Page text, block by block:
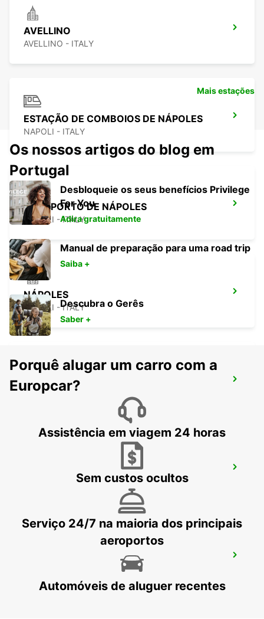
AVELLINO
AVELLINO - ITALY
ESTAÇÃO DE COMBOIOS DE NÁPOLES
NAPOLI - ITALY
AEROPORTO DE NÁPOLES
NAPOLI - ITALY
NÁPOLES
NAPOLI - ITALY
FOGGIA
FOGGIA - ITALY
VASTO - ITALY
Mais estações
Os nossos artigos do blog em
Portugal
Desbloqueie os seus benefícios Privilege
For You
Adira gratuitamente
Manual de preparação para uma road trip
Saiba +
Descubra o Gerês
Saber +
Porquê alugar um carro com a
Europcar?
Assistência em viagem 24 horas
Sem custos ocultos
Serviço 24/7 na maioria dos principais
aeroportos
Automóveis de aluguer recentes